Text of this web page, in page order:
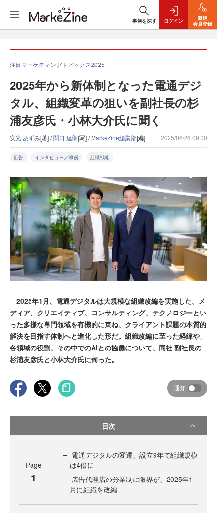
事例を探す ログイン
新規
会員登録
注目マーケティングトピックス2025
2025年から新体制となった電通デジ
タル、組織変革の狙いを副社長の杉
浦友彦氏・小林大介氏に聞く
安光 あずみ[著] /関口 達朗[写] /MarkeZine編集部[編] 2025/06/26 09:00
広告 インタビュー／事例 組織戦略
2025年1月、電通デジタルは大規模な組織改編を実施した。メ
ディア、クリエイティブ、コンサルティング、テクノロジーとい
った多様な専門領域を有機的に束ね、クライアント課題の本質的
解決を目指す体制へと進化した形だ。組織改編に至った経緯や、
各領域の役割、その中でのAIとの協働について、同社 副社長の
杉浦友彦氏と小林大介氏に伺った。
通知
目次
Page
1
電通デジタルの変遷、設立9年で組織規模
は4倍に
広告代理店の分業制に限界が、2025年1
月に組織を改編